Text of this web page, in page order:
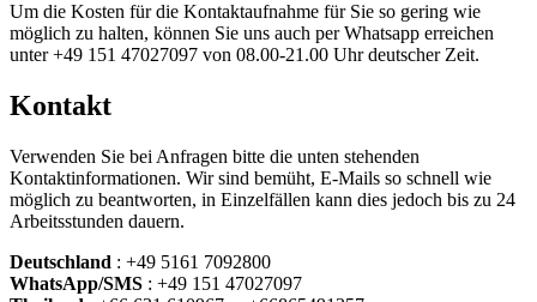
Um die Kosten für die Kontaktaufnahme für Sie so gering wie
möglich zu halten, können Sie uns auch per Whatsapp erreichen
unter +49 151 47027097 von 08.00-21.00 Uhr deutscher Zeit.
Kontakt
Verwenden Sie bei Anfragen bitte die unten stehenden
Kontaktinformationen. Wir sind bemüht, E-Mails so schnell wie
möglich zu beantworten, in Einzelfällen kann dies jedoch bis zu 24
Arbeitsstunden dauern.
Deutschland : +49 5161 7092800
WhatsApp/SMS : +49 151 47027097